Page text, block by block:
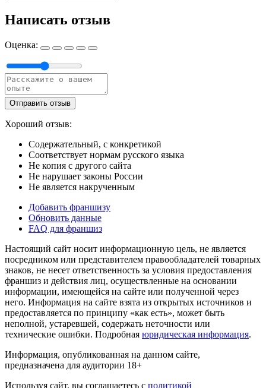
Написать отзыв
Оценка:
Отправить отзыв
Хороший отзыв:
Содержательный, с конкретикой
Соответствует нормам русского языка
Не копия с другого сайта
Не нарушает законы России
Не является накрученным
Добавить франшизу
Обновить данные
FAQ для франшиз
Настоящий сайт носит информационную цель, не является
посредником или представителем правообладателей товарных
знаков, не несет ответственность за условия предоставления
франшиз и действия лиц, осуществленные на основании
информации, имеющейся на сайте или полученной через
него. Информация на сайте взята из открытых источников и
предоставляется по принципу «как есть», может быть
неполной, устаревшей, содержать неточности или
технические ошибки. Подробная юридическая информация.
Информация, опубликованная на данном сайте,
предназначена для аудитории 18+
Используя сайт, вы соглашаетесь с политикой